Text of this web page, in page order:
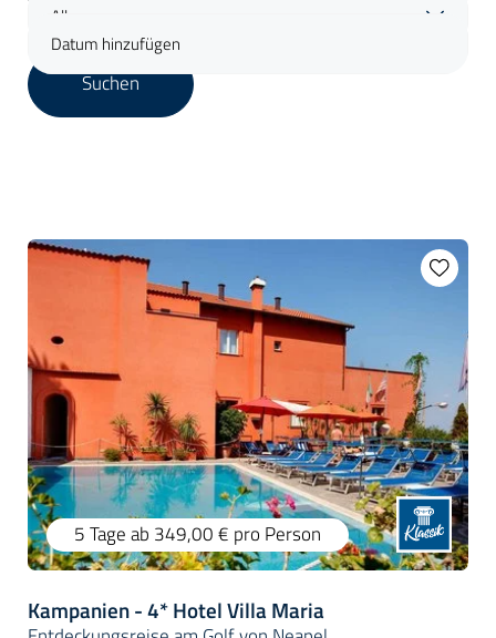
Alle
Datum hinzufügen
Suchen
5 Tageab 349,00 € pro Person
Kampanien - 4* Hotel Villa Maria